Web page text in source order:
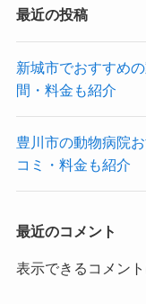
最近の投稿
新城市でおすすめ
間・料金も紹介
豊川市の動物病院
コミ・料金も紹介
最近のコメント
表示できるコメント